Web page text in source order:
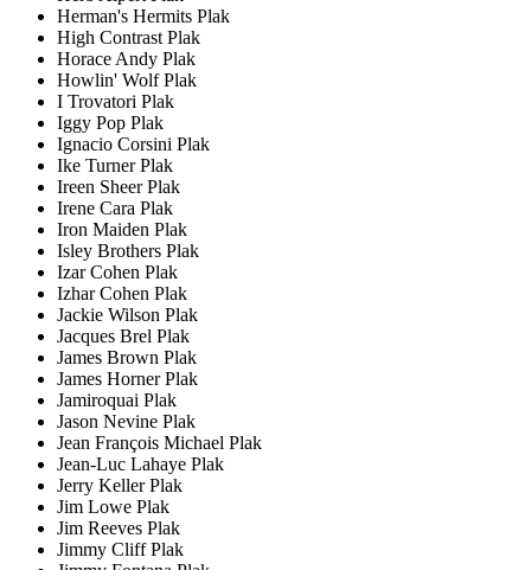
Herman's Hermits Plak
High Contrast Plak
Horace Andy Plak
Howlin' Wolf Plak
I Trovatori Plak
Iggy Pop Plak
Ignacio Corsini Plak
Ike Turner Plak
Ireen Sheer Plak
Irene Cara Plak
Iron Maiden Plak
Isley Brothers Plak
Izar Cohen Plak
Izhar Cohen Plak
Jackie Wilson Plak
Jacques Brel Plak
James Brown Plak
James Horner Plak
Jamiroquai Plak
Jason Nevine Plak
Jean François Michael Plak
Jean-Luc Lahaye Plak
Jerry Keller Plak
Jim Lowe Plak
Jim Reeves Plak
Jimmy Cliff Plak